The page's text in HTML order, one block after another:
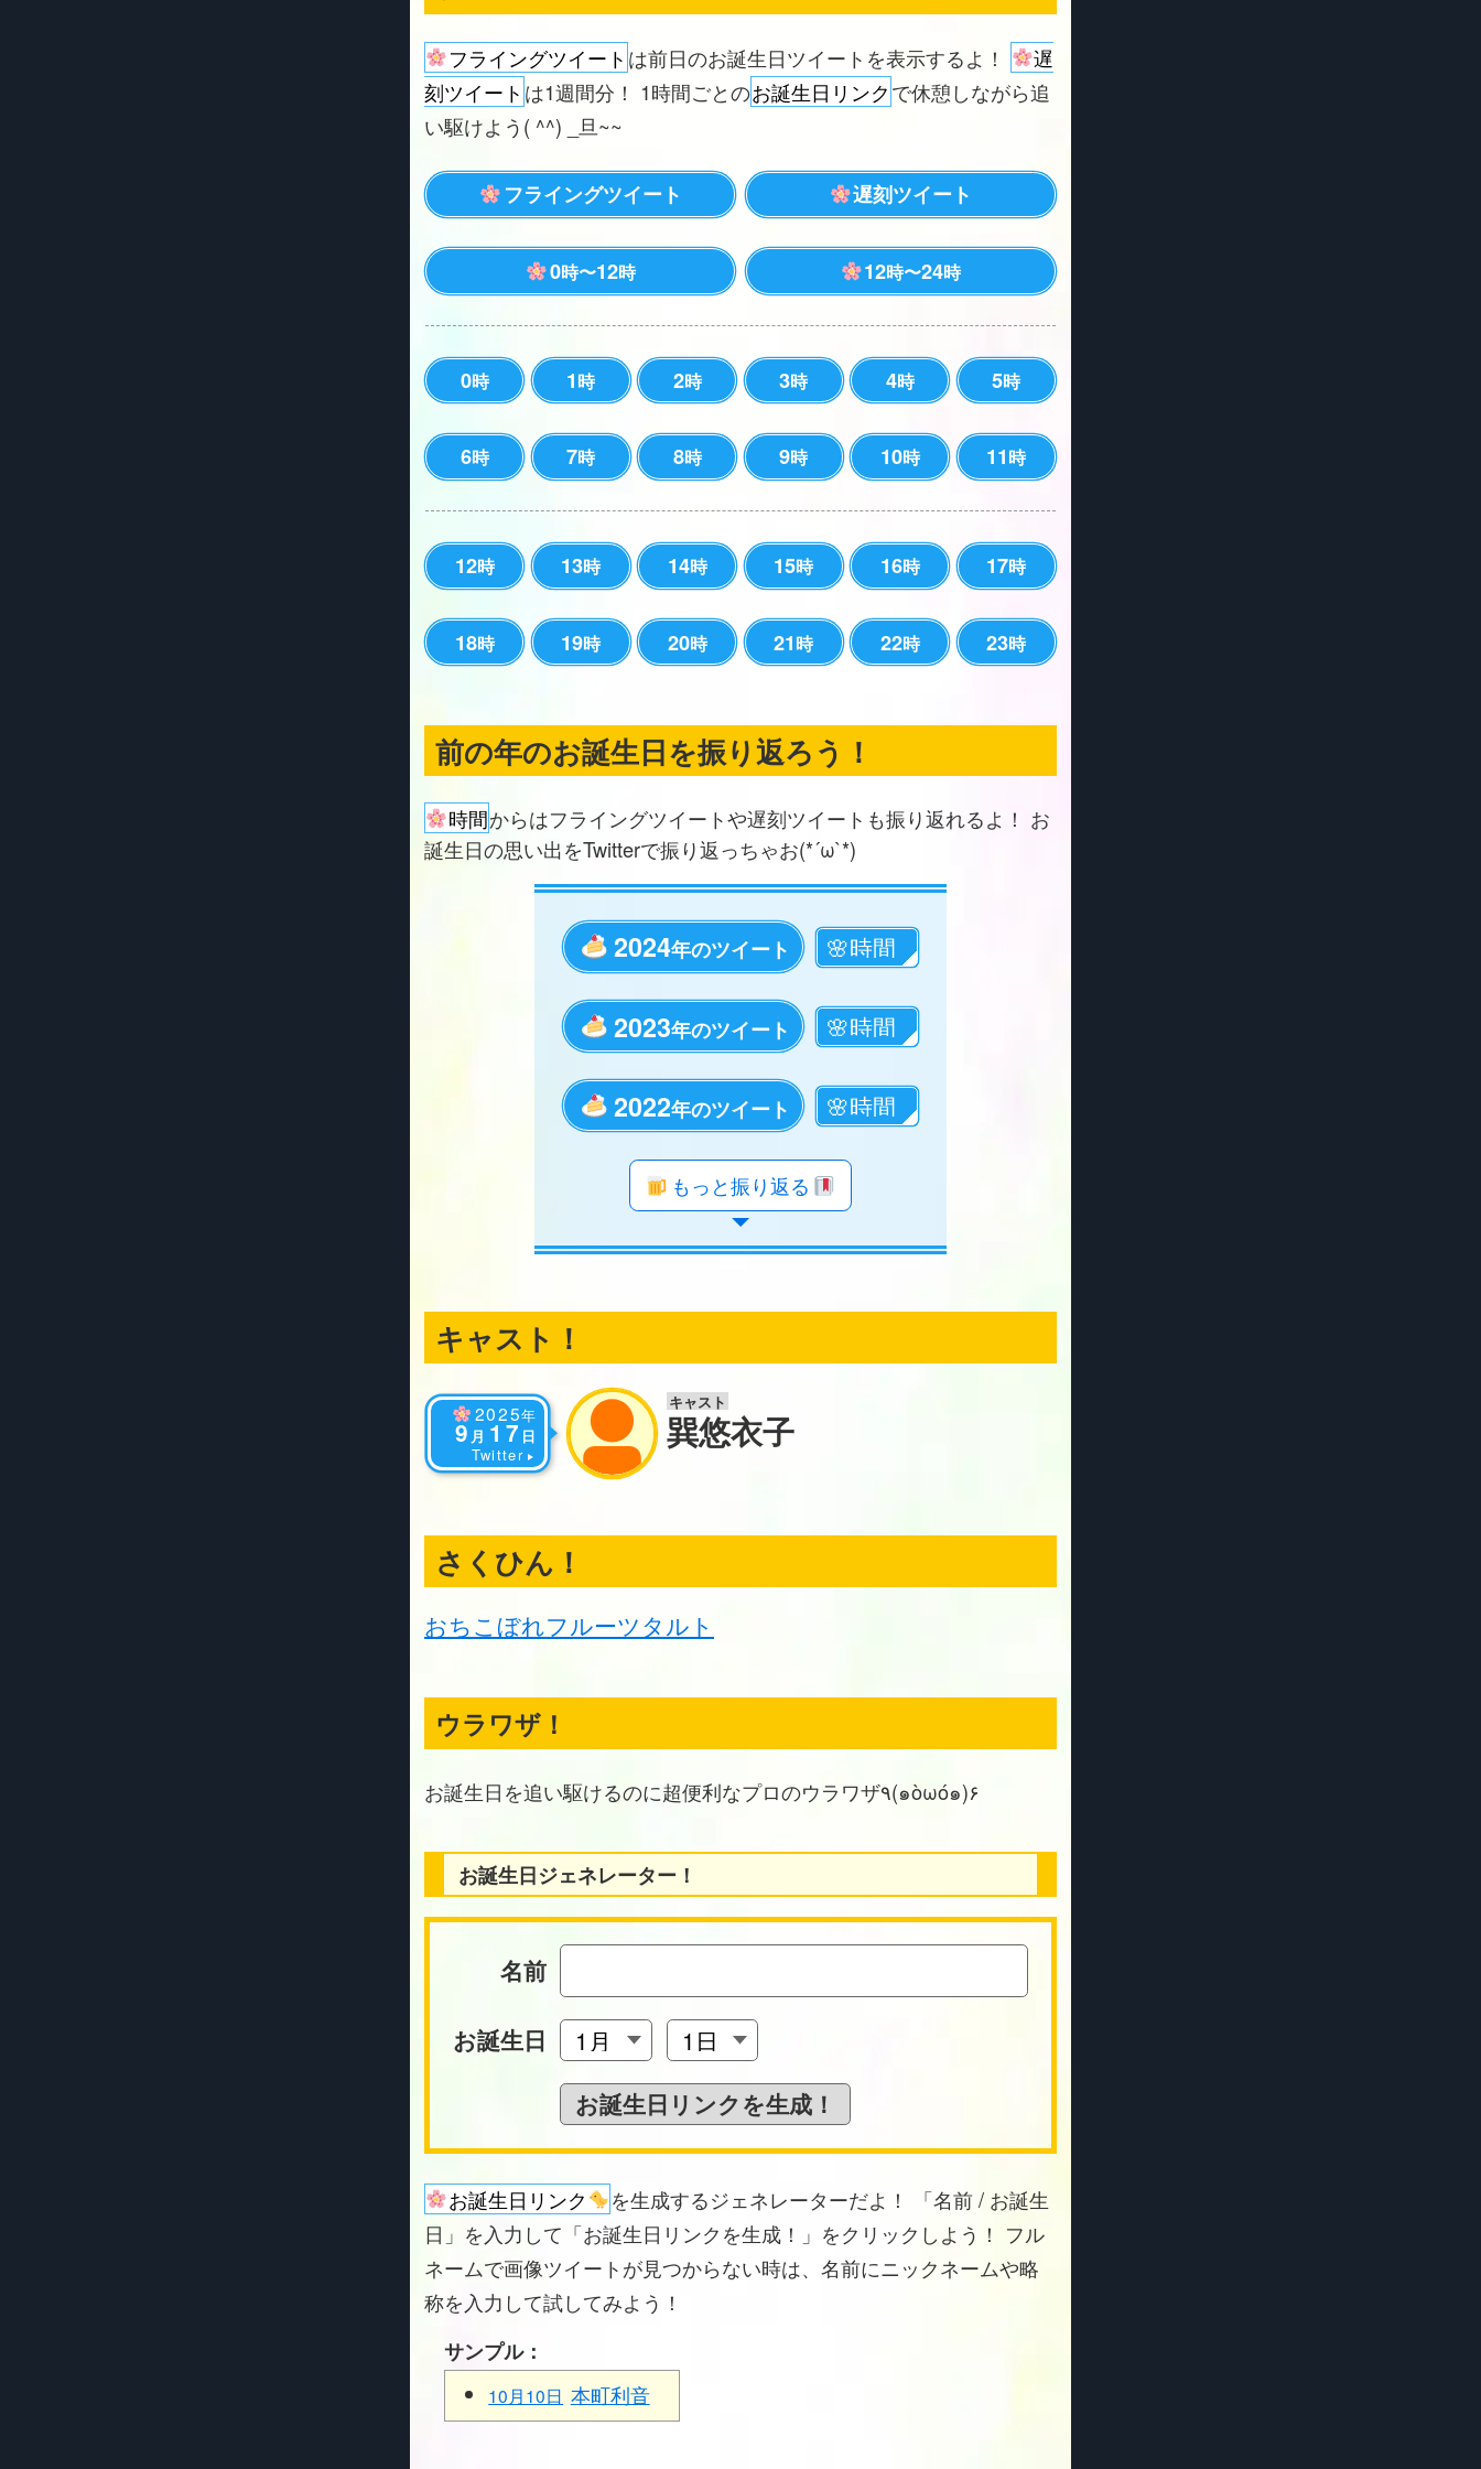
フライングツイート は前日のお誕生日ツイートを表示するよ！
遅
刻ツイート は1週間分！ 1時間ごとのお誕生日リンクで休憩しながら追
い駆けよう( ^^) _旦~~
フライングツイート 遅刻ツイート
0時〜12時 12時〜24時
0時 1時 2時 3時 4時 5時
6時 7時 8時 9時 10時 11時
12時 13時 14時 15時 16時 17時
18時 19時 20時 21時 22時 23時
前の年のお誕生日を振り返ろう！
時間からはフライングツイートや遅刻ツイートも振り返れるよ！ お
誕生日の思い出をTwitterで振り返っちゃお(*´ω`*)
2024年のツイート
2023年のツイート
2022年のツイート
年のツイート
年のツイート
年のツイート
年のツイート
年のツイート
年のツイート
年のツイート
年のツイート
年のツイート
年のツイート
年のツイート
年のツイート
年のツイート
年のツイート
年のツイート
年のツイート
もっと振り返る
キャスト！
2025年
9 月 17 日
Twitter
キャスト
巽悠衣子
さくひん！
おちこぼれフルーツタルト
ウラワザ！
お誕生日を追い駆けるのに超便利なプロのウラワザ٩(๑òωó๑)۶
お誕生日ジェネレーター！
名前
お誕生日
お誕生日リンク
を生成するジェネレーターだよ！ 「名前 / お誕生
日」を入力して「お誕生日リンクを生成！」をクリックしよう！ フル
ネームで画像ツイートが見つからない時は、名前にニックネームや略
称を入力して試してみよう！
サンプル：
10月10日 本町利音